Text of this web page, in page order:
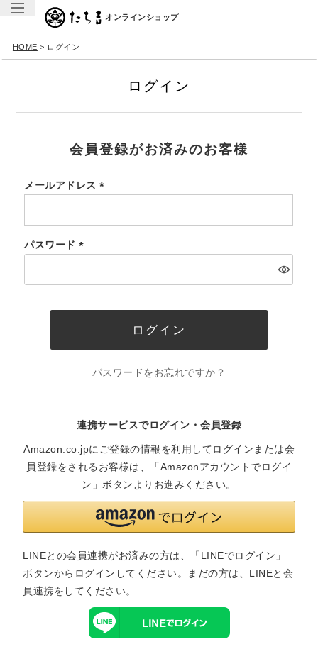
オンラインショップ
HOME ログイン
ログイン
会員登録がお済みのお客様
メールアドレス
須)
パスワード
須)
ログイン
パスワードをお忘れですか？
連携サービスでログイン・会員登録
Amazon.co.jpにご登録の情報を利用してログインまたは会
員登録をされるお客様は、「Amazonアカウントでログイ
ン」ボタンよりお進みください。
LINEとの会員連携がお済みの方は、「LINEでログイン」
ボタンからログインしてください。まだの方は、 LINEと会
員連携をしてください。